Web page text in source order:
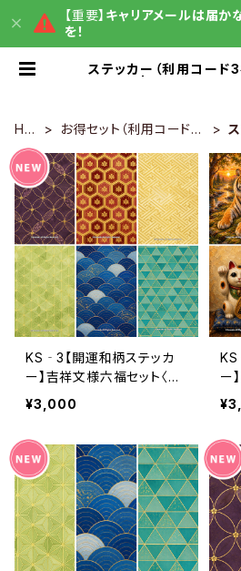
【重要】 キャリアメールは届か
を！
ステッカー（利用コード3
HO
ME
お得セット（利用コード3
KS‐3【開運和柄ステッカ
ー】吉祥文様六福セット〈6
枚コンプリート〉（利用コー
ド6ヶ月分付き）
¥3,000
ー
ン
月